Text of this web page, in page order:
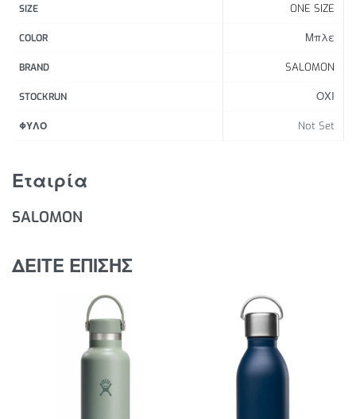
δισφαινόλη Α.
SIZE ONE SIZE
COLOR Μπλε
BRAND SALOMON
STOCKRUN ΟΧΙ
ΦΥΛΟ Not Set
Εταιρία
SALOMON
ΔΕΙΤΕ ΕΠΙΣΗΣ